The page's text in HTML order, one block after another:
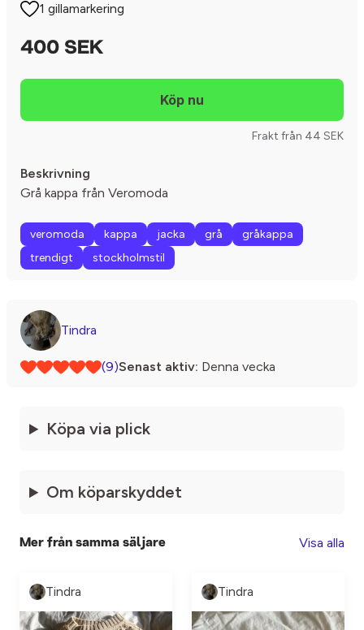
1 gillamarkering
400 SEK
Frakt från 44 SEK
Beskrivning
Grå kappa från Veromoda
veromoda kappa jacka grå
gråkappa
trendigt
stockholmstil
Tindra
(9)Senast aktiv: Denna vecka
Köpa via plick
Om köparskyddet
Mer från samma säljare Visa alla
Tindra Tindra